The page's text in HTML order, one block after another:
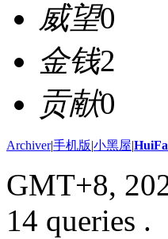
威望0
金钱2
贡献0
Archiver|手机版|小黑屋|
GMT+8,
14 queries .